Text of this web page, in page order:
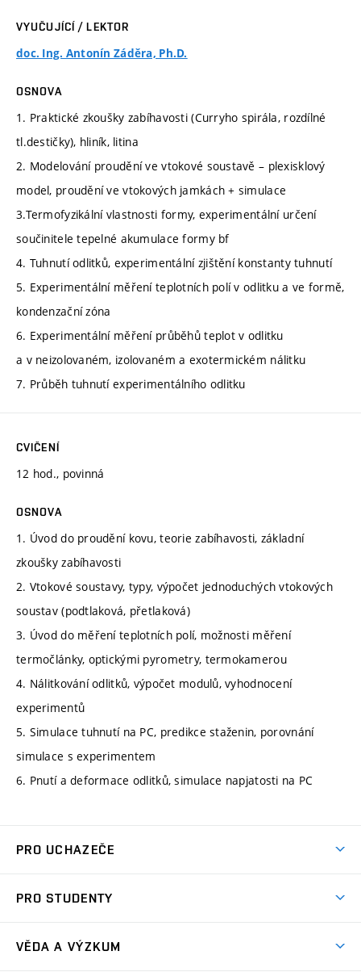
VYUČUJÍCÍ / LEKTOR
doc. Ing. Antonín Záděra, Ph.D.
OSNOVA
1. Praktické zkoušky zabíhavosti (Curryho spirála, rozdílné
tl.destičky), hliník, litina
2. Modelování proudění ve vtokové soustavě – plexisklový
model, proudění ve vtokových jamkách + simulace
3.Termofyzikální vlastnosti formy, experimentální určení
součinitele tepelné akumulace formy bf
4. Tuhnutí odlitků, experimentální zjištění konstanty tuhnutí
5. Experimentální měření teplotních polí v odlitku a ve formě,
kondenzační zóna
6. Experimentální měření průběhů teplot v odlitku
a v neizolovaném, izolovaném a exotermickém nálitku
7. Průběh tuhnutí experimentálního odlitku
CVIČENÍ
12 hod., povinná
OSNOVA
1. Úvod do proudění kovu, teorie zabíhavosti, základní
zkoušky zabíhavosti
2. Vtokové soustavy, typy, výpočet jednoduchých vtokových
soustav (podtlaková, přetlaková)
3. Úvod do měření teplotních polí, možnosti měření
termočlánky, optickými pyrometry, termokamerou
4. Nálitkování odlitků, výpočet modulů, vyhodnocení
experimentů
5. Simulace tuhnutí na PC, predikce staženin, porovnání
simulace s experimentem
6. Pnutí a deformace odlitků, simulace napjatosti na PC
PRO UCHAZEČE
Ambasadoři studia
PRO STUDENTY
VĚDA A VÝZKUM